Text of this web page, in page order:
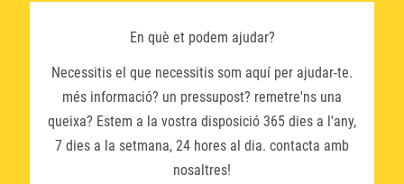
En què et podem ajudar?
Necessitis el que necessitis som aquí per ajudar-te.
més informació? un pressupost? remetre'ns una
queixa? Estem a la vostra disposició 365 dies a l'any,
7 dies a la setmana, 24 hores al dia. contacta amb
nosaltres!